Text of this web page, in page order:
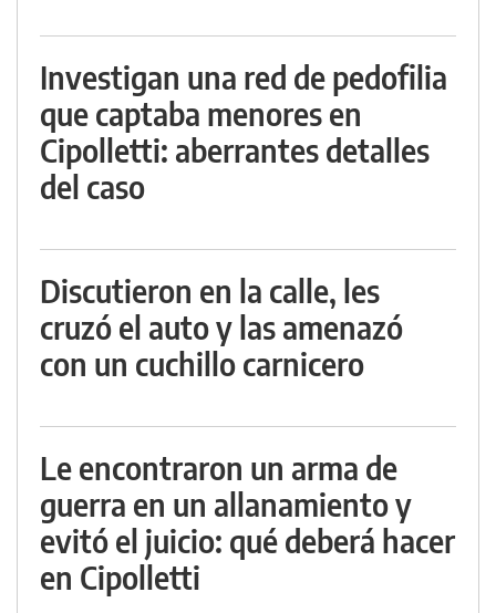
Investigan una red de pedofilia
que captaba menores en
Cipolletti: aberrantes detalles
del caso
Discutieron en la calle, les
cruzó el auto y las amenazó
con un cuchillo carnicero
Le encontraron un arma de
guerra en un allanamiento y
evitó el juicio: qué deberá hacer
en Cipolletti